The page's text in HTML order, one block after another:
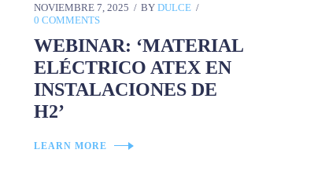
NOVIEMBRE 7, 2025 BY DULCE
0 COMMENTS
WEBINAR: ‘MATERIAL
ELÉCTRICO ATEX EN
INSTALACIONES DE
H2’
LEARN MORE